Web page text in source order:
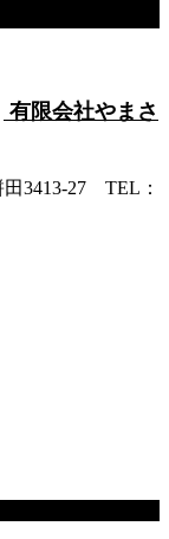
有限会社やまさ
3413-27 TEL：